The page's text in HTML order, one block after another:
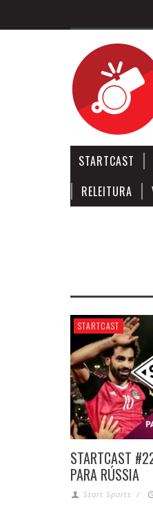
STARTCAST
RELEITURA
STARTCAST
STARTCAST
PARA RÚSSIA
Start Sports /